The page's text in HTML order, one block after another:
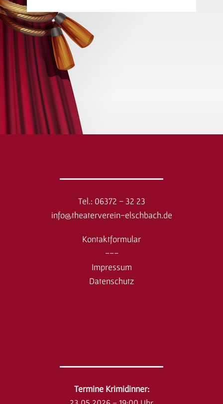
Tel.: 06372 - 32 23
info@theaterverein-elschbach.de
Kontaktformular
---
Impressum
Datenschutz
​Termine Krimidinner: